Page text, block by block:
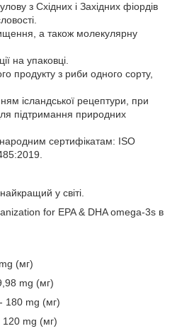
з Східних і Західних фіордів
а також молекулярну
на упаковці.
продукту з риби одного сорту,
ісландської рецептури, при
підтримання природних
сертифікатам: ISO
у світі.
for EPA & DHA omega-3s в
(мг)
mg (мг)
180 mg (мг)
120 mg (мг)